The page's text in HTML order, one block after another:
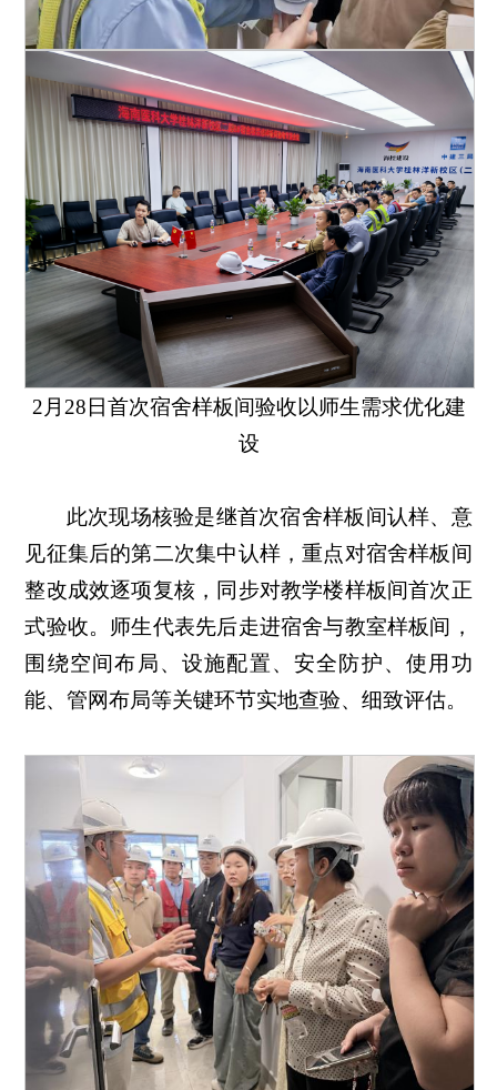
2月28日首次宿舍样板间验收以师生需求优化建
设
此次现场核验是继首次宿舍样板间认样、意
见征集后的第二次集中认样，重点对宿舍样板间
整改成效逐项复核，同步对教学楼样板间首次正
式验收。师生代表先后走进宿舍与教室样板间，
围绕空间布局、设施配置、安全防护、使用功
能、管网布局等关键环节实地查验、细致评估。